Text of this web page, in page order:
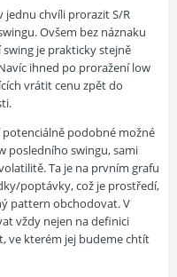
jednu chvíli prorazit S/R
Ovšem bez náznaku
je prakticky stejně
ihned po proražení low
vrátit cenu zpět do
podobné možné
posledního swingu, sami
Ta je na prvním grafu
poptávky, což je prostředí,
pattern obchodovat. V
vždy nejen na definici
ve kterém jej budeme chtít